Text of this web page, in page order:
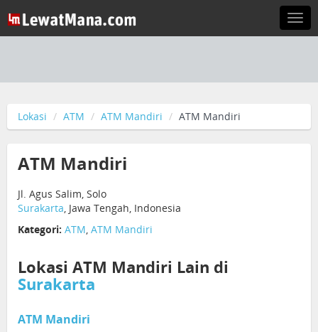
Lokasi ATM ATM Mandiri ATM Mandiri
ATM Mandiri
Jl. Agus Salim, Solo
Surakarta, Jawa Tengah, Indonesia
Kategori: ATM, ATM Mandiri
Lokasi ATM Mandiri Lain di
Surakarta
ATM Mandiri